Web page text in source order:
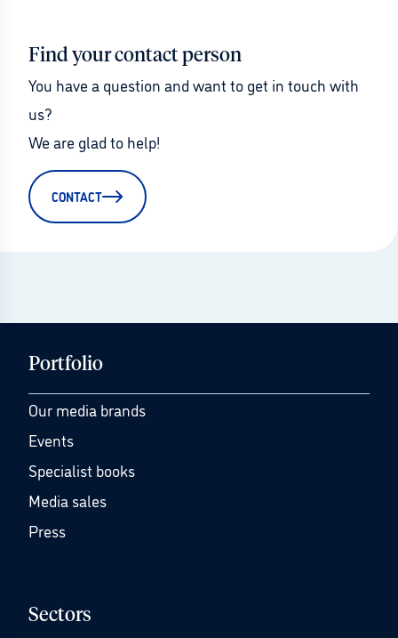
Find your contact person
You have a question and want to get in touch with
us?
We are glad to help!
CONTACT
Portfolio
Our media brands
Events
Specialist books
Media sales
Press
Sectors